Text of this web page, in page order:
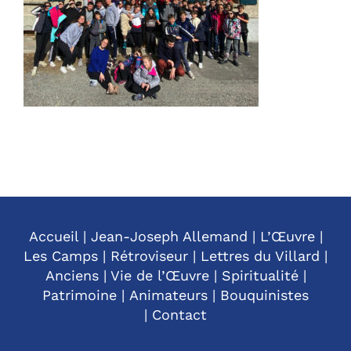
Accueil| Jean-Joseph Allemand | L’Œuvre|
Les Camps | Rétroviseur | Lettres du Villard |
Anciens| Vie de l’Œuvre| Spiritualité|
Patrimoine | Animateurs | Bouquinistes
| Contact